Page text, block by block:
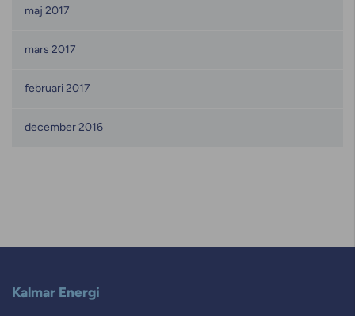
maj 2017
mars 2017
februari 2017
december 2016
Kalmar Energi